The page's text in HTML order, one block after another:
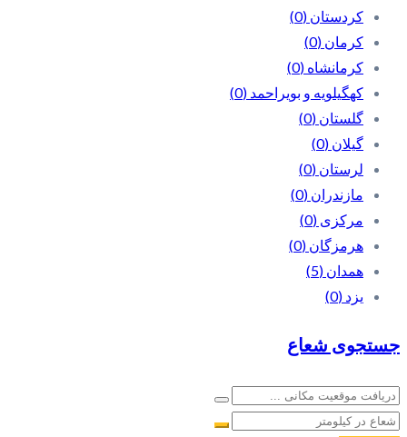
کردستان (0)
کرمان (0)
کرمانشاه (0)
کهگیلویه و بویراحمد (0)
گلستان (0)
گیلان (0)
لرستان (0)
مازندران (0)
مرکزی (0)
هرمزگان (0)
همدان (5)
یزد (0)
جستجوی شعاع